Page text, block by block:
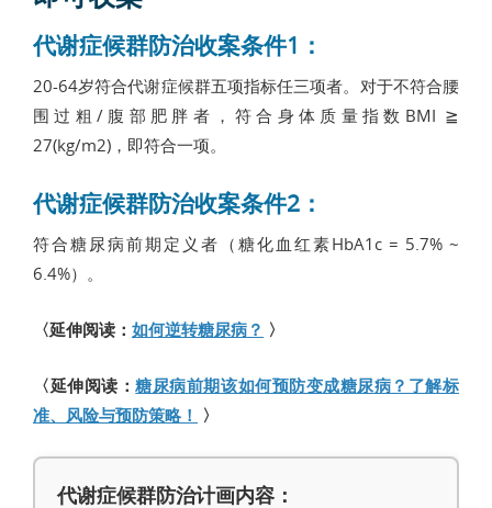
代谢症候群防治收案条件1：
20-64岁符合代谢症候群五项指标任三项者。对于不符合腰
围过粗/腹部肥胖者，符合身体质量指数BMI ≧
27(kg/m2)，即符合一项。
代谢症候群防治收案条件2：
符合糖尿病前期定义者（糖化血红素HbA1c = 5.7% ~
6.4%）。
〈延伸阅读： 如何逆转糖尿病？ 〉
〈延伸阅读：糖尿病前期该如何预防变成糖尿病？了解标
准、风险与预防策略！ 〉
代谢症候群防治计画内容：